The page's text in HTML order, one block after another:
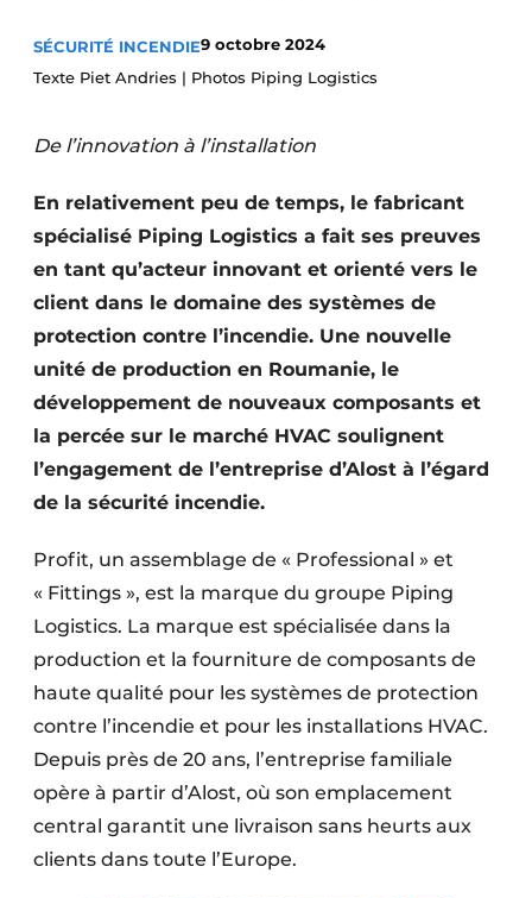
S’inscrire
Video’s
SÉCURITÉ INCENDIE9 octobre 2024
Texte Piet Andries | Photos Piping Logistics
De l’innovation à l’installation
En relativement peu de temps, le fabricant
spécialisé Piping Logistics a fait ses preuves
en tant qu’acteur innovant et orienté vers le
client dans le domaine des systèmes de
protection contre l’incendie. Une nouvelle
unité de production en Roumanie, le
développement de nouveaux composants et
la percée sur le marché HVAC soulignent
l’engagement de l’entreprise d’Alost à l’égard
de la sécurité incendie.
Profit, un assemblage de « Professional » et
« Fittings », est la marque du groupe Piping
Logistics. La marque est spécialisée dans la
production et la fourniture de composants de
haute qualité pour les systèmes de protection
contre l’incendie et pour les installations HVAC.
Depuis près de 20 ans, l’entreprise familiale
opère à partir d’Alost, où son emplacement
central garantit une livraison sans heurts aux
clients dans toute l’Europe.